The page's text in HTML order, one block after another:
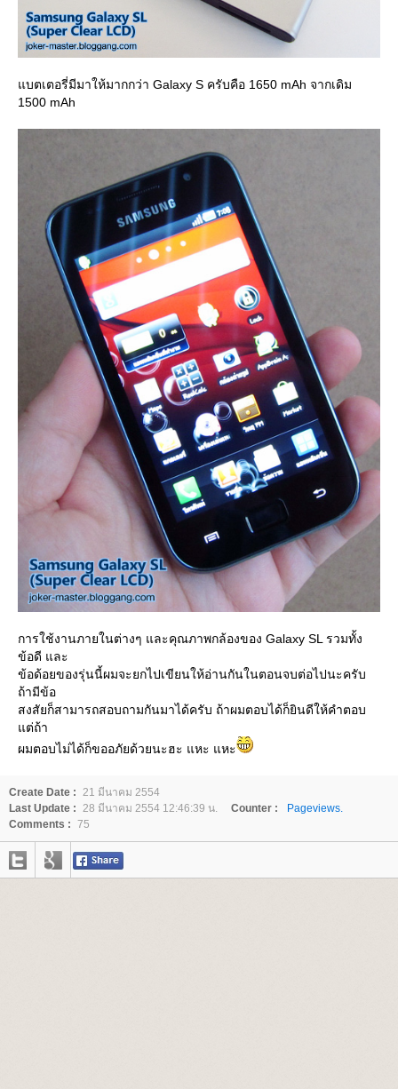
บตเตอรี่มีมาให้มากกว่า Galaxy S ครับคือ 1650 mAh จากเดิม
1500 mAh
การใช้งานภายในต่างๆ และคุณภาพกล้องของ Galaxy SL รวมทั้ง
ข้อดี และ
ข้อด้อยของรุ่นนี้ผมจะยกไปเขียนให้อ่านกันในตอนจบต่อไปนะครับ
ถ้ามีข้อ
สงสัยก็สามารถสอบถามกันมาได้ครับ ถ้าผมตอบได้ก็ยินดีให้คำตอบ
ต่ถ้า
ผมตอบไม่ได้ก็ขออภัยด้วยนะฮะ แหะ แหะ
Create Date : 21 มีนาคม 2554
Last Update : 28 มีนาคม 2554 12:46:39 น. Counter :
Pageviews.
Comments : 75